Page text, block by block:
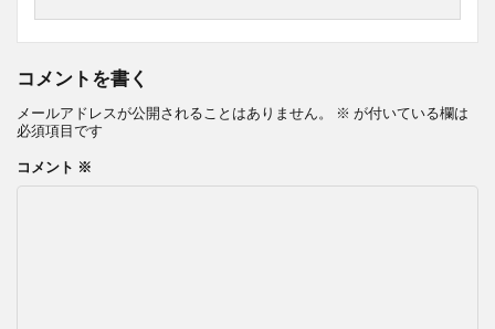
コメントを書く
メールアドレスが公開されることはありません。 ※ が付いている欄は
必須項目です
コメント ※